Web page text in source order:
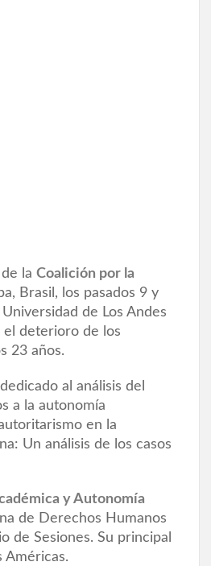
la Coalición por la
Brasil, los pasados 9 y
de Los Andes
deterioro de los
23 años.
al análisis del
a la autonomía
en la
Un análisis de los casos
y Autonomía
de Derechos Humanos
de Sesiones. Su principal